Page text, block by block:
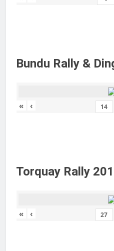
Bundu Rally &
« ‹
Torquay Rally
« ‹